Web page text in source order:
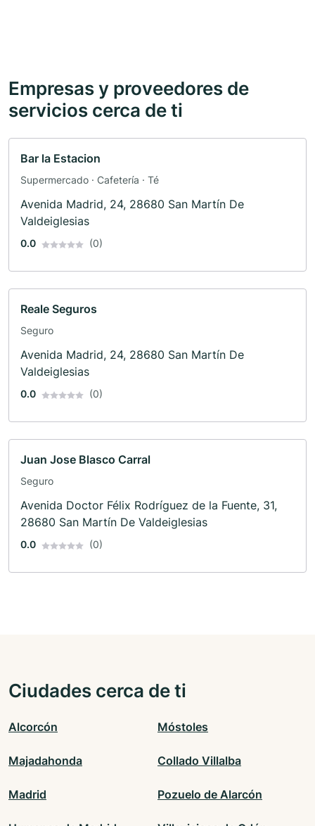
Empresas y proveedores de
servicios cerca de ti
Bar la Estacion
Supermercado · Cafetería · Té
Avenida Madrid, 24, 28680 San Martín De
Valdeiglesias
0.0 (0)
Reale Seguros
Seguro
Avenida Madrid, 24, 28680 San Martín De
Valdeiglesias
0.0 (0)
Juan Jose Blasco Carral
Seguro
Avenida Doctor Félix Rodríguez de la Fuente, 31,
28680 San Martín De Valdeiglesias
0.0 (0)
Ciudades cerca de ti
Alcorcón Móstoles
Majadahonda Collado Villalba
Madrid Pozuelo de Alarcón